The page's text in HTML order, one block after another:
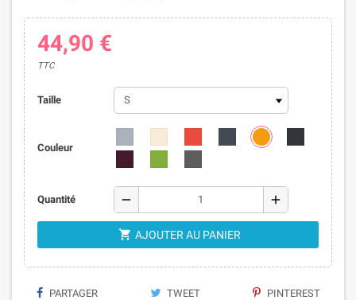
44,90 €
TTC
Taille
Couleur
Quantité remove add
 AJOUTER AU PANIER
PARTAGER TWEET PINTEREST